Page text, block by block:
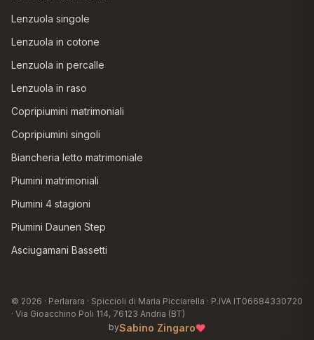
Lenzuola singole
Lenzuola in cotone
Lenzuola in percalle
Lenzuola in raso
Copripiumini matrimoniali
Copripiumini singoli
Biancheria letto matrimoniale
Piumini matrimoniali
Piumini 4 stagioni
Piumini Daunen Step
Asciugamani Bassetti
© 2026 · Perlarara · Spiccioli di Maria Picciarella · P.IVA IT06684330720
· Via Gioacchino Poli 114, 76123 Andria (BT)
bySabino Zingaro♥